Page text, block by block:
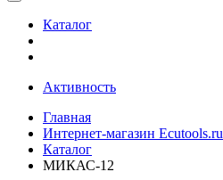
Каталог
Активность
Главная
Интернет-магазин Ecutools.ru
Каталог
МИКАС-12